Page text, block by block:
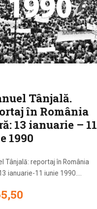
Tânjală.
în România
13 ianuarie – 11
1990
Tânjală: reportaj în România
ianuarie-11 iunie 1990....
,50